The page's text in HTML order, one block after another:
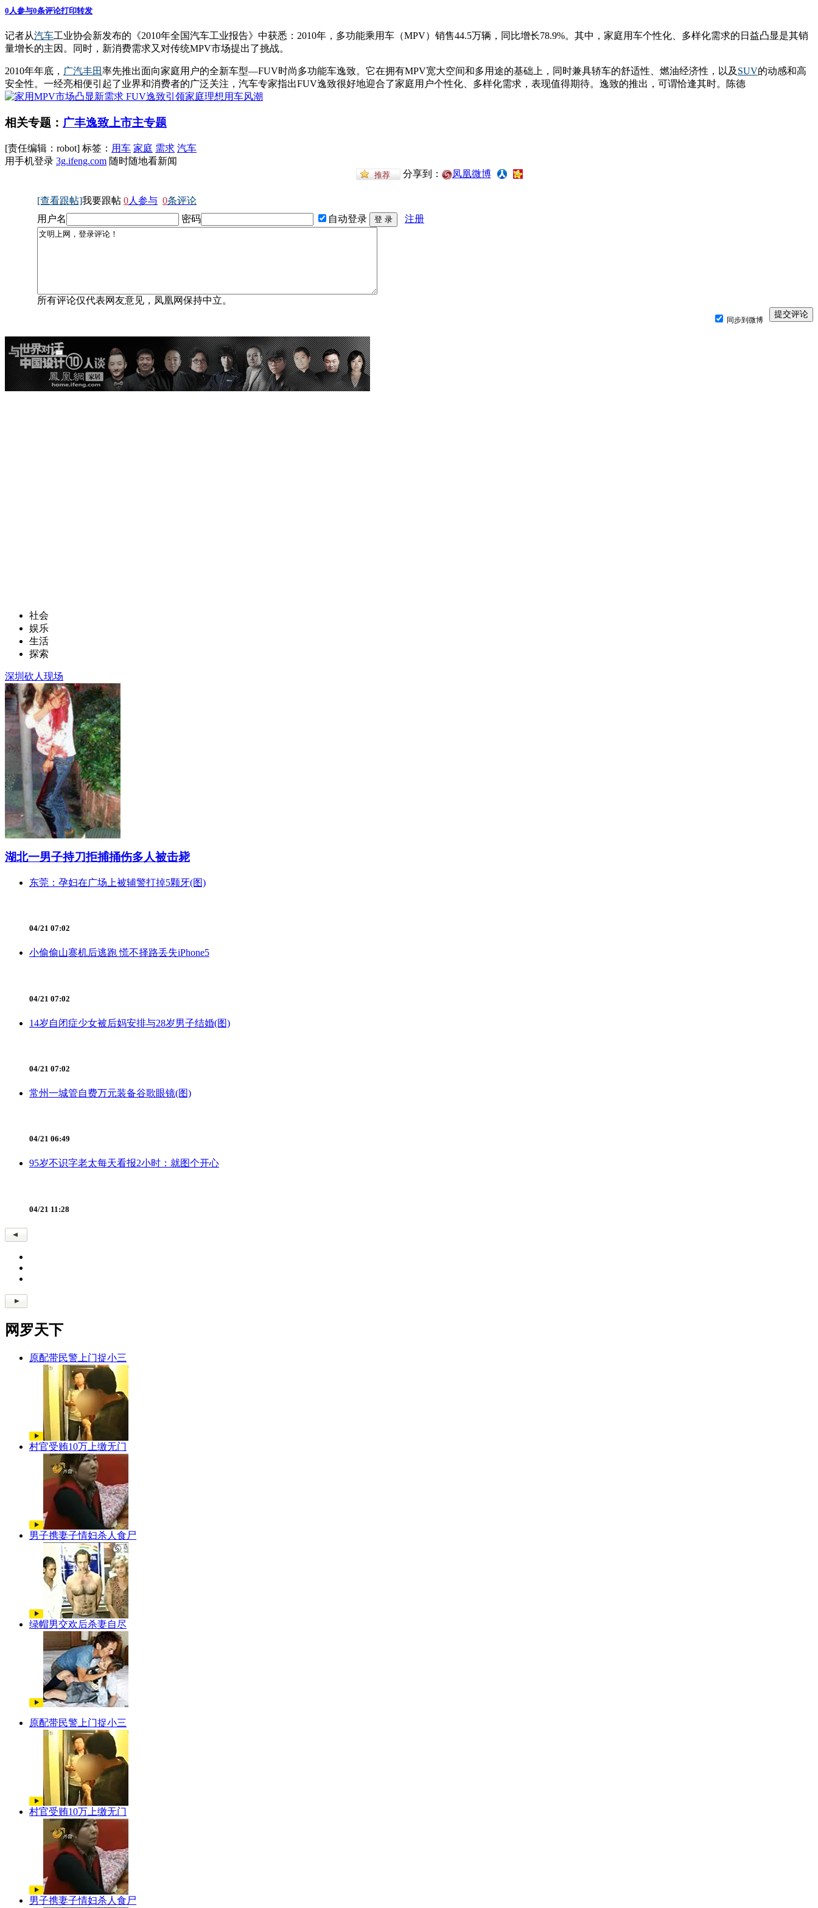
0 人参与0条评论打印转发
记者从汽车工业协会新发布的《2010年全国汽车工业报告》中获悉：2010年，多功能乘用车（MPV）销售44.5万辆，同比增长78.9%。其中，家庭用车个性化、多样化需求的日益凸显是其销
量增长的主因。同时，新消费需求又对传统MPV市场提出了挑战。
2010年年底， 广汽丰田率先推出面向家庭用户的全新车型—FUV时尚多功能车逸致。它在拥有MPV宽大空间和多用途的基础上，同时兼具轿车的舒适性、燃油经济性，以及 SUV的动感和高
安全性。一经亮相便引起了业界和消费者的广泛关注，汽车专家指出FUV逸致很好地迎合了家庭用户个性化、多样化需求，表现值得期待。逸致的推出，可谓恰逢其时。陈德
相关专题： 广丰逸致上市主专题
[责任编辑：robot] 标签： 用车 家庭 需求 汽车
用手机登录 3g.ifeng.com 随时随地看新闻
分享到：
凤凰微博
[查看跟帖]我要跟帖 0人参与 0条评论
用户名
密码 自动登录 注册
所有评论仅代表网友意见，凤凰网保持中立。
同步到微博
社会
娱乐
生活
探索
深圳砍人现场
湖北一男子持刀拒捕捅伤多人被击毙
东莞：孕妇在广场上被辅警打掉5颗牙(图)
04/21 07:02
小偷偷山寨机后逃跑 慌不择路丢失iPhone5
04/21 07:02
14岁自闭症少女被后妈安排与28岁男子结婚(图)
04/21 07:02
常州一城管自费万元装备谷歌眼镜(图)
04/21 06:49
95岁不识字老太每天看报2小时：就图个开心
04/21 11:28
网罗天下
原配带民警上门捉小三
村官受贿10万上缴无门
男子携妻子情妇杀人食尸
绿帽男交欢后杀妻自尽
原配带民警上门捉小三
村官受贿10万上缴无门
男子携妻子情妇杀人食尸